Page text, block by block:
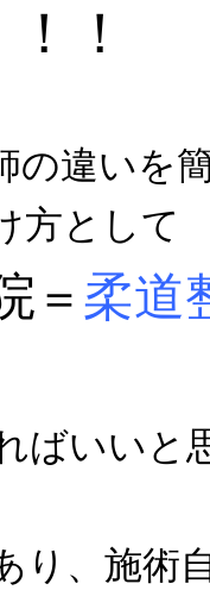
！
の違いを
方として
＝ 柔道
ばいいと
り、施術